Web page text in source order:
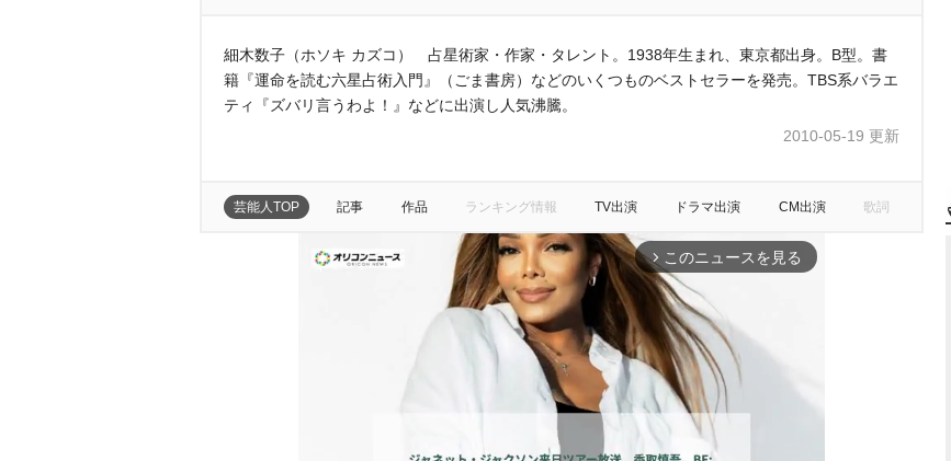
細木数子（ホソキ カズコ） 占星術家・作家・タレント。1938年生まれ、東京都出身。B型。書
籍『運命を読む六星占術入門』（ごま書房）などのいくつものベストセラーを発売。TBS系バラエ
ティ『ズバリ言うわよ！』などに出演し人気沸騰。
2010-05-19 更新
芸能人TOP 記事 作品 ランキング情報 TV出演 ドラマ出演 CM出演 歌詞
arrow_forward_ios このニュースを見る